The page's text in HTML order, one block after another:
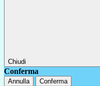
Chiudi
Conferma
Annulla Conferma